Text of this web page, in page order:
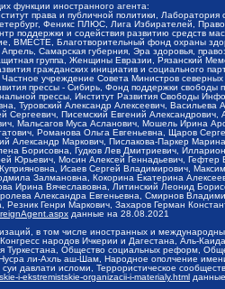
функции иностранного агента:
права и публичной политики,
Феникс ПЛЮС, Лига Избирателей,
поддержки и содействия развитию средств
ВМЕСТЕ, Благотворительный фонд охраны
Самарская губерния, Эра здоровья,
группа, Женщины Евразии, Рязанский
гражданских инициатив и социального
учреждение Совета Министров северных
прессы - Сибирь, Фонд поддержки
прессы, Институт Развития Свободы
Туровский Александр Алексеевич,
Сергеевич, Писемский Евгений
Мальсагов Муса Асланович, Мошель Ирина
Романова Ольга Евгеньевна, Щаров
Александр Маркович, Пислакова-Паркер
Борисовна, Гудков Лев Дмитриевич,
Юрьевич, Мосин Алексей Геннадьевич,
Исаев Сергей Владимирович,
Залмановна, Кокорина Екатерина
Ирина Вячеславовна, Литинский Леонид
Александра Евгеньевна, Смирнов
Генри Маркович, Захаров Герман
данные на 28.08.2021
в том числе иностранных и
народов Ичкерии и Дагестана, Аль-
Туркестана, Общество социальных реформ,
ли-Ахль аш-Шам, Народное ополчение
давлати исломи, Террористическое
i-ekstremistskie-organizacii-i-materialy.html